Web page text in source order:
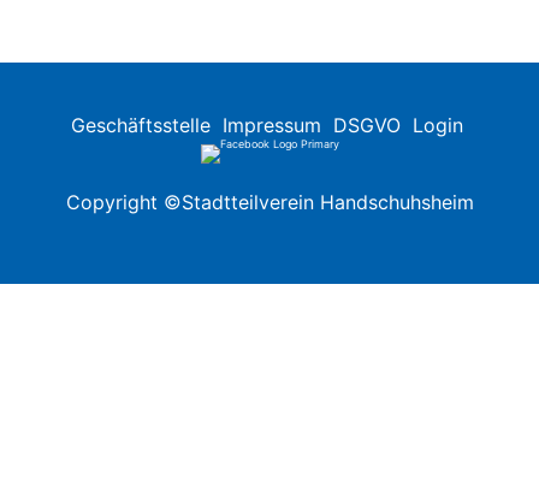
Geschäftsstelle Impressum DSGVO Login
Copyright ©Stadtteilverein Handschuhsheim